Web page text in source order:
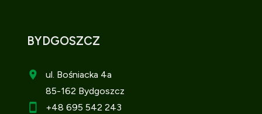
BYDGOSZCZ
ul. Bośniacka 4a
85-162 Bydgoszcz
+48 695 542 243